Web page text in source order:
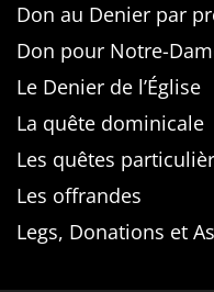
Don au Denier par
Don pour Notre-
Le Denier de l’Église
La quête dominicale
Les quêtes
Les offrandes
Legs, Donations et